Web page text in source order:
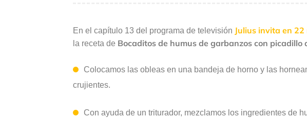
En el capítulo 13 del programa de televisión Julius invita en
la receta de Bocaditos de humus de garbanzos con picadillo
Colocamos las obleas en una bandeja de horno y las
crujientes.
Con ayuda de un triturador, mezclamos los ingredientes de